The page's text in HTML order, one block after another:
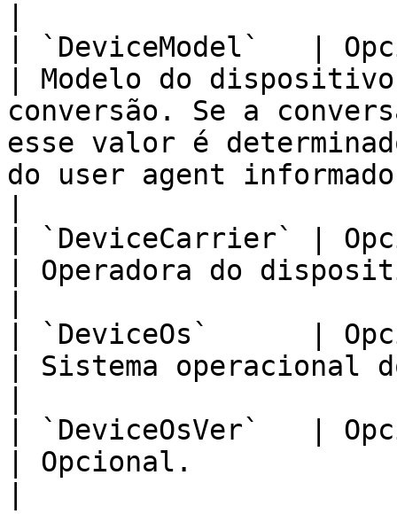
| `DeviceModel`   |
| Modelo do
conversão. Se a
esse valor é
do user agent
| `DeviceCarrier` |
| Operadora do
| `DeviceOs`      |
| Sistema operacional
| `DeviceOsVer`   |
| Opcional.